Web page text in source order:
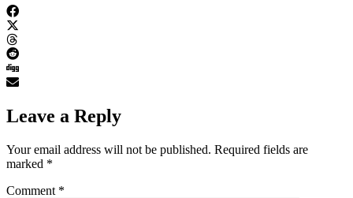
Leave a Reply
Your email address will not be published. Required fields are
marked *
Comment *